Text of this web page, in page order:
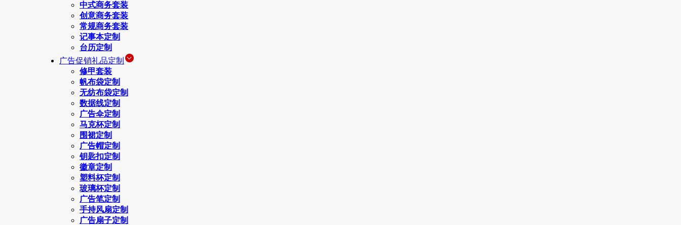
中式商务套装
创意商务套装
常规商务套装
记事本定制
台历定制
广告促销礼品定制
修甲套装
帆布袋定制
无纺布袋定制
数据线定制
广告伞定制
马克杯定制
围裙定制
广告帽定制
钥匙扣定制
徽章定制
塑料杯定制
玻璃杯定制
广告笔定制
手持风扇定制
广告扇子定制